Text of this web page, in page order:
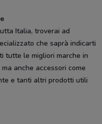
Italia, troverai ad
che saprà indicarti
tutte le migliori marche in
anche accessori come
e tanti altri prodotti utili